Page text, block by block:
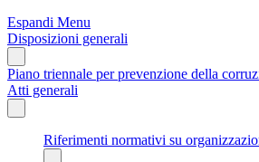
Espandi Menu
Disposizioni generali
Piano triennale per prevenzione della
Atti generali
Riferimenti normativi su